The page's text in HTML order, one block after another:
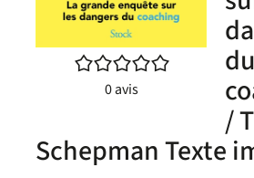
/5
0avis
du
/
Schepman Texte